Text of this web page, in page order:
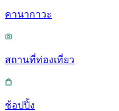
คานากาวะ
สถานที่ท่องเที่ยว
ช้อปปิ้ง